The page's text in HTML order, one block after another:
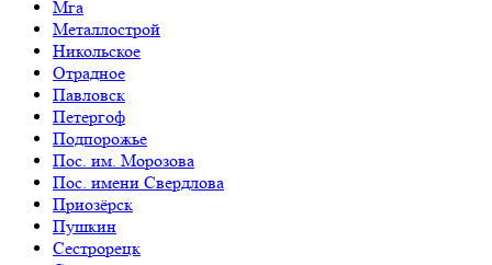
Мга
Металлострой
Никольское
Отрадное
Павловск
Петергоф
Подпорожье
Пос. им. Морозова
Пос. имени Свердлова
Приозёрск
Пушкин
Сестрорецк